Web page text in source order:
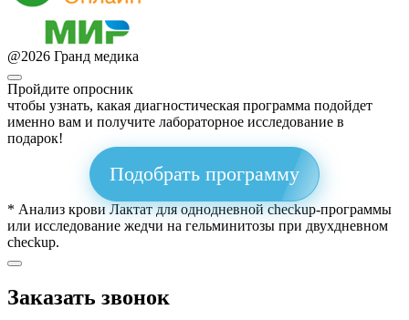
@2026 Гранд медика
Пройдите опросник
чтобы узнать, какая диагностическая программа подойдет
именно вам и получите лабораторное исследование в
подарок!
Подобрать программу
* Анализ крови Лактат для однодневной checkup-программы
или исследование жедчи на гельминитозы при двухдневном
checkup.
Заказать звонок